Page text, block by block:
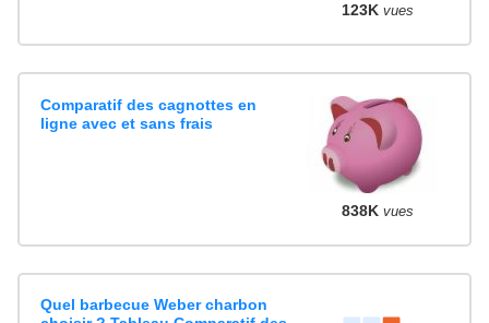
123K vues
Comparatif des cagnottes en
ligne avec et sans frais
838K vues
Quel barbecue Weber charbon